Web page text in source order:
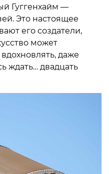
Гуггенхайм —
Это настоящее
его создатели,
может
даже
ждать… двадцать